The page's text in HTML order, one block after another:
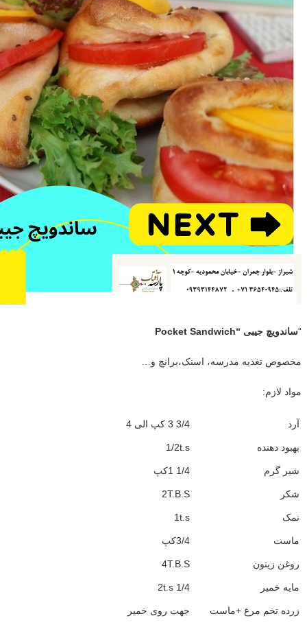
“ساندویچ جیبی “Pocket Sandwich
مخصوص تغذیه مدرسه، اسنک،برانچ و…
مواد لازم:
آرد 3/4 3 کپ الی 4
بهبود دهنده 1/2t.s
شیر گرم 1/4 1کپ
شکر 2T.B.S
نمک 1t.s
ماست 3/4کپ
روغن زیتون 4T.B.S
مایه خمیر 1/4 2t.s
زرده تخم مرغ +ماست جهت روی خمیر